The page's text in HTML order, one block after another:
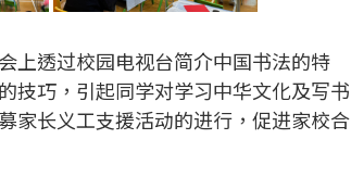
上透过校园电视台简介中国书法的特
技巧，引起同学对学习中华文化及写书
家长义工支援活动的进行，促进家校合